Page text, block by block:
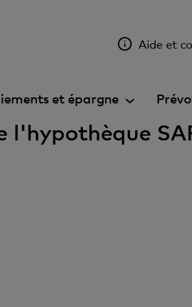
Aide et
et épargne
l'hypothèque